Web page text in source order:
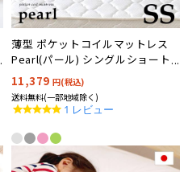
薄型 ポケットコイルマットレス
Pearl(パール) シングルショート
サイズ 97×180cm
11,379 円(税込)
送料無料(一部地域除く)
5.0
rating
1 レビュー